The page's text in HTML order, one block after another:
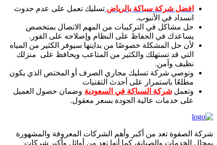
افضل شركة سباكة بالرياض تسليك تعمل على عدم حدوث
انسداد في الأنبوب.
حل مشاكل في التركيبات من المهم الاتصال بمتخصص
يساعدك في الحفاظ على النظام وإصلاحه على الفور.
لأن حل المشكلة خصوصًا من بدايتها سيوفر الكثير من المياه
التي قد تستهلك والكثير من المتاعب ويحافظ على منزلك
نظيف وآمن.
ونوصي شركة تسليك مجاري الصرف أو المختص الذي يكون
مطلعًا باستمرار على أحدث التقنيات
وتعمل شركة السباكة في السعودية وضمان حصول العميل
على خدمات عالية الجودة بسعر معقول.
شركة الصفوة تعد من أكبر وأهم الشركات المعروفة والمشهورة
بمجال الخدمات والصيانة، كما أنها تعد من أوائل وأكبر شركات